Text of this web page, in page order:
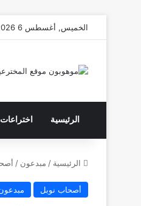
الخميس, أغسطس 6 2026
الرئيسية اختراعات
الرئيسية / مبدعون /
أصحاب نوبل